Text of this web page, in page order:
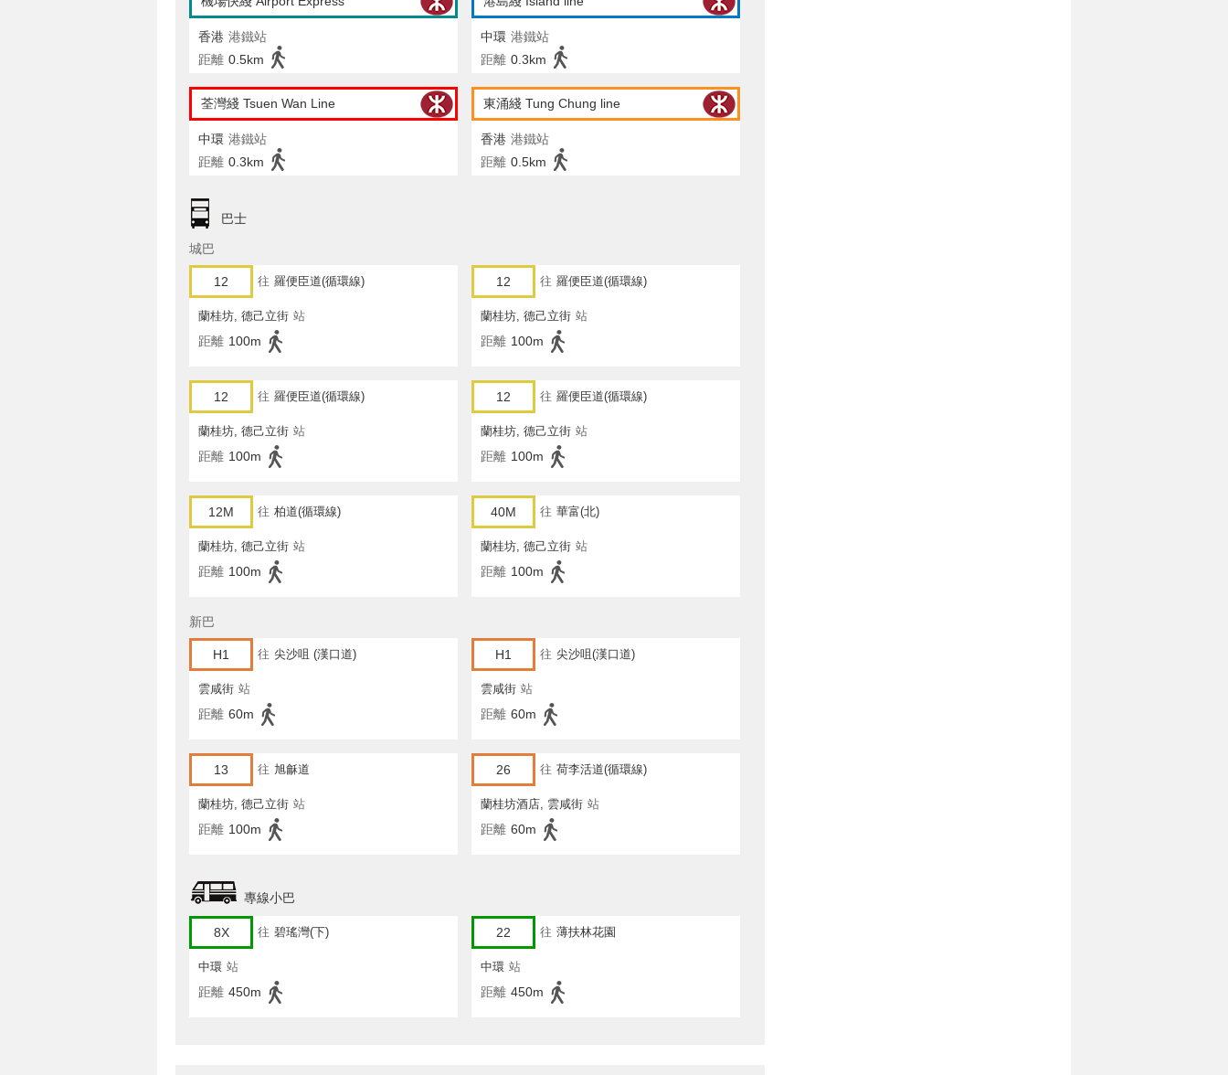
香港 港鐵站
距離 0.5km
中環 港鐵站
距離 0.3km
荃灣綫 Tsuen Wan Line
中環 港鐵站
距離 0.3km
東涌綫 Tung Chung line
香港 港鐵站
距離 0.5km
巴士
城巴
12 往 羅便臣道(循環線)
蘭桂坊, 德己立街 站
距離 100m
12 往 羅便臣道(循環線)
蘭桂坊, 德己立街 站
距離 100m
12 往 羅便臣道(循環線)
蘭桂坊, 德己立街 站
距離 100m
12 往 羅便臣道(循環線)
蘭桂坊, 德己立街 站
距離 100m
12M 往 柏道(循環線)
蘭桂坊, 德己立街 站
距離 100m
40M 往 華富(北)
蘭桂坊, 德己立街 站
距離 100m
新巴
H1 往 尖沙咀 (漢口道)
雲咸街 站
距離 60m
H1 往 尖沙咀(漢口道)
雲咸街 站
距離 60m
13 往 旭龢道
蘭桂坊, 德己立街 站
距離 100m
26 往 荷李活道(循環線)
蘭桂坊酒店, 雲咸街 站
距離 60m
專線小巴
8X 往 碧瑤灣(下)
中環 站
距離 450m
22 往 薄扶林花園
中環 站
距離 450m